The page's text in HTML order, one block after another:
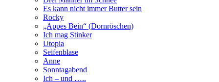
Es kann nicht immer Butter sein
Rocky
„Appes Bein“ (Dornröschen)
Ich mag Stinker
Utopia
Seifenblase
Anne
Sonntagabend
Ich – und …..